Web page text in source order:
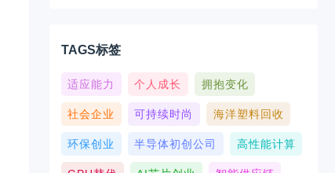
TAGS标签
适应能力 个人成长 拥抱变化
社会企业 可持续时尚 海洋塑料回收
环保创业 半导体初创公司 高性能计算